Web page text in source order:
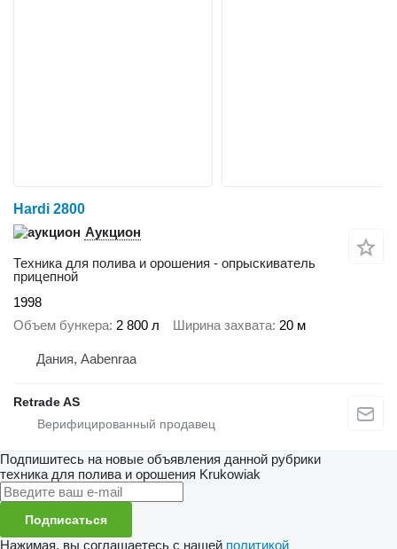
Hardi 2800
Аукцион
Техника для полива и орошения - опрыскиватель
прицепной
1998
Объем бункера 2 800 л Ширина захвата 20 м
Дания, Aabenraa
Retrade AS
Подпишитесь на новые объявления данной рубрики
техника для полива и орошения Krukowiak
Подписаться
Нажимая, вы соглашаетесь с нашей политикой